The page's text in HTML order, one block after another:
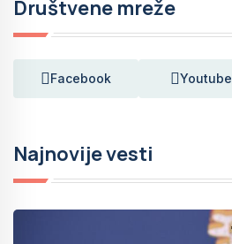
Društvene mreže
Facebook Youtube
Najnovije vesti